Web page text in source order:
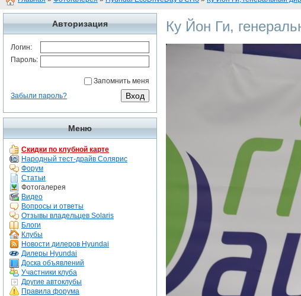
Авторизация
Логин:
Пароль:
Запомнить меня
Забыли пароль?
Меню
Скидки по клубной карте
Народный тест-драйв Солярис
Форум
Статьи
Фотогалерея
Видео
Вопросы и ответы
Отзывы владельцев Solaris
Блоги
Клубы
Новости дилеров Hyundai
Дилеры Hyundai
Доска объявлений
Участники клуба
Другие автоклубы
Правила форума
Ку Йон Ги,